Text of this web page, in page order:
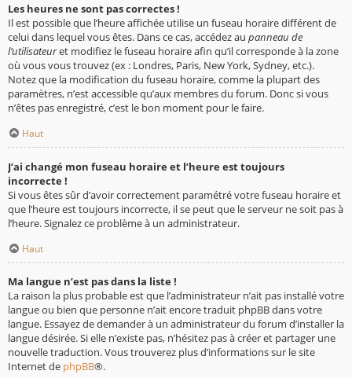
Les heures ne sont pas correctes !
Il est possible que l’heure affichée utilise un fuseau horaire différent de
celui dans lequel vous êtes. Dans ce cas, accédez au panneau de
l’utilisateuret modifiez le fuseau horaire afin qu’il corresponde à la zone
où vous vous trouvez (ex : Londres, Paris, New York, Sydney, etc.).
Notez que la modification du fuseau horaire, comme la plupart des
paramètres, n’est accessible qu’aux membres du forum. Donc si vous
n’êtes pas enregistré, c’est le bon moment pour le faire.
Haut
J’ai changé mon fuseau horaire et l’heure est toujours
incorrecte !
Si vous êtes sûr d’avoir correctement paramétré votre fuseau horaire et
que l’heure est toujours incorrecte, il se peut que le serveur ne soit pas à
l’heure. Signalez ce problème à un administrateur.
Haut
Ma langue n’est pas dans la liste !
La raison la plus probable est que l’administrateur n’ait pas installé votre
langue ou bien que personne n’ait encore traduit phpBB dans votre
langue. Essayez de demander à un administrateur du forum d’installer la
langue désirée. Si elle n’existe pas, n’hésitez pas à créer et partager une
nouvelle traduction. Vous trouverez plus d’informations sur le site
Internet de phpBB®.